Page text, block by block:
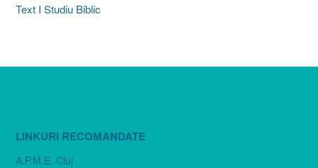
Text I Studiu Biblic
LINKURI RECOMANDATE
A.P.M.E. Cluj